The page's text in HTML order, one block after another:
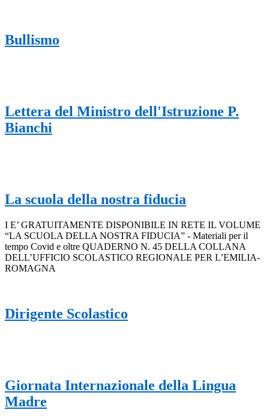
Bullismo
Lettera del Ministro dell'Istruzione P.
Bianchi
La scuola della nostra fiducia
I E’ GRATUITAMENTE DISPONIBILE IN RETE IL VOLUME
“LA SCUOLA DELLA NOSTRA FIDUCIA” - Materiali per il
tempo Covid e oltre QUADERNO N. 45 DELLA COLLANA
DELL’UFFICIO SCOLASTICO REGIONALE PER L’EMILIA-
ROMAGNA
Dirigente Scolastico
Giornata Internazionale della Lingua
Madre